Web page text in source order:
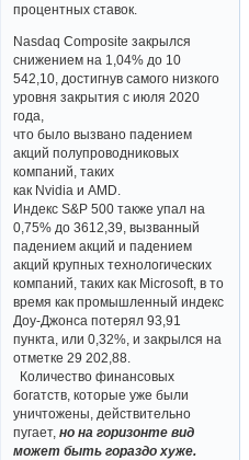
процентных ставок.
Nasdaq Composite закрылся
снижением на 1,04% до 10
542,10, достигнув самого низкого
уровня закрытия с июля 2020
года,
что было вызвано падением
акций полупроводниковых
компаний, таких
как Nvidia и AMD.
Индекс S&P 500 также упал на
0,75% до 3612,39, вызванный
падением акций и падением
акций крупных технологических
компаний, таких как Microsoft, в то
время как промышленный индекс
Доу-​Джонса потерял 93,91
пункта, или 0,32%, и закрылся на
отметке 29 202,88.
Количество финансовых
богатств, которые уже были
уничтожены, действительно
пугает,но на горизонте вид
может быть гораздо хуже.